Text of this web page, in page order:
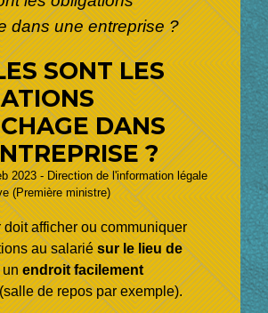
dans une entreprise ?
SONT LES
DANS
?
2023 - Direction de l'information légale
(Première ministre)
doit afficher ou communiquer
au salariésur le lieu de
unendroit facilement
de repos par exemple).